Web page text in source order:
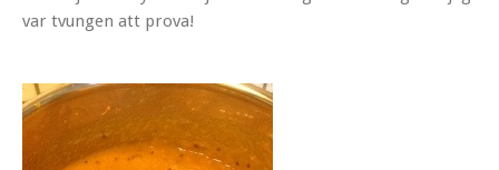
var tvungen att prova!